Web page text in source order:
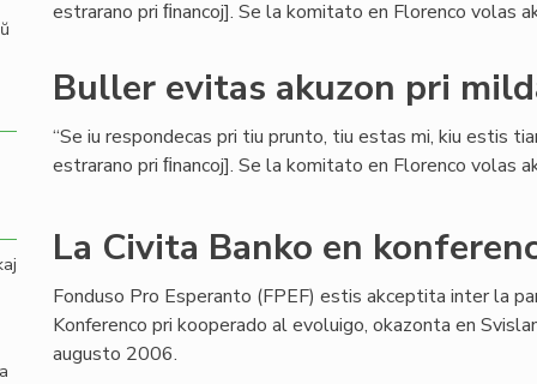
estrarano pri ﬁnancoj]. Se la komitato en Florenco volas
Buller evitas akuzon pri
“Se iu respondecas pri tiu prunto, tiu estas mi, kiu estis
estrarano pri ﬁnancoj]. Se la komitato en Florenco volas
La Civita Banko en
Fonduso Pro Esperanto (FPEF) estis akceptita inter la
Konferenco pri kooperado al evoluigo, okazonta en
augusto 2006.